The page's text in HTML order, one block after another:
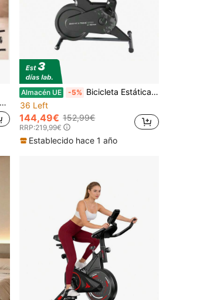
Almacén UE -5% Bicicleta Estática Bike Fit Xtreme para cardio y fitness, Bicicleta de Spinning con Resistencia 6 kg, 7 niveles, Pulsómetro y Pantalla LED, Soporte para dispositivos ✅ Entrega 24/48h
36 Left
144,49€ 152,99€
RRP:219,99€
Establecido hace 1 año